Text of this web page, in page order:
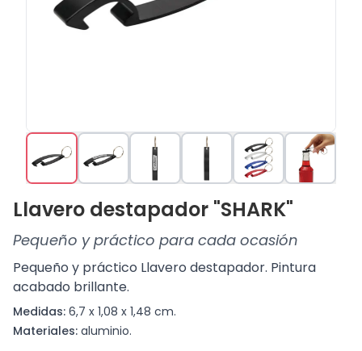
Llavero destapador "SHARK"
Pequeño y práctico para cada ocasión
Pequeño y práctico Llavero destapador. Pintura
acabado brillante.
Medidas: 6,7 x 1,08 x 1,48 cm.
Materiales: aluminio.